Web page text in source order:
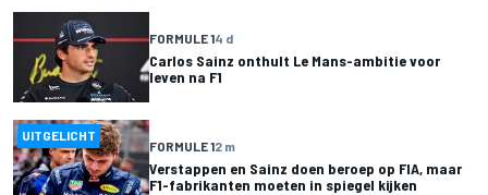
FORMULE 14 d
Carlos Sainz onthult Le Mans-ambitie voor
leven na F1
UITGELICHT
FORMULE 12 m
Verstappen en Sainz doen beroep op FIA, maar
F1-fabrikanten moeten in spiegel kijken